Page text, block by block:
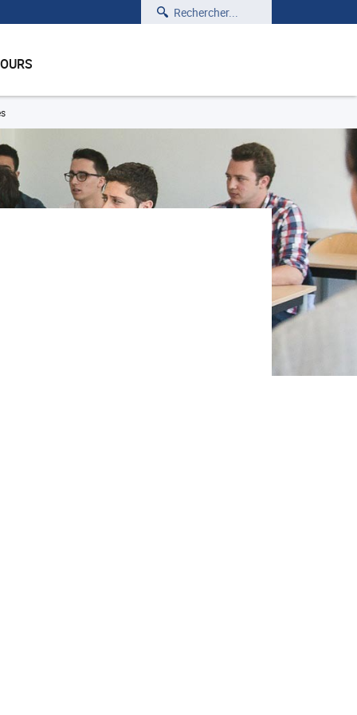
Rechercher